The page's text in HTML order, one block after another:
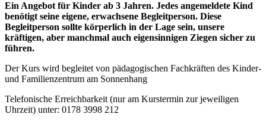
Ein Angebot für Kinder ab 3 Jahren. Jedes angemeldete Kind
benötigt seine eigene, erwachsene Begleitperson. Diese
Begleitperson sollte körperlich in der Lage sein, unsere
kräftigen, aber manchmal auch eigensinnigen Ziegen sicher zu
führen.
Der Kurs wird begleitet von pädagogischen Fachkräften des Kinder-
und Familienzentrum am Sonnenhang
Telefonische Erreichbarkeit (nur am Kurstermin zur jeweiligen
Uhrzeit) unter: 0178 3998 212